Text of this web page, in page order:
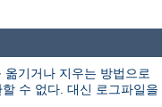
기거나 지우는 방법으로
수 없다. 대신 로그파일을